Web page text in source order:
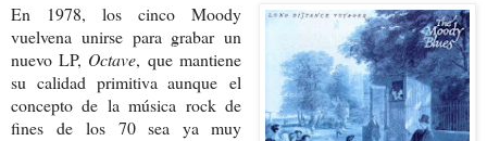
En 1978, los cinco Moody
vuelvena unirse para grabar un
nuevo LP, Octave,que mantiene
su calidad primitiva aunqueel
concepto de la música rock de
fines delos 70 sea ya muy